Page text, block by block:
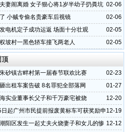
02-06
妻闹离婚 女子狠心将1岁半幼子扔粪坑
02-06
小贼专偷名贵豪车后视镜
02-05
电机定子成功运返 场面十分壮观
02-05
坡村一黑色轿车撞飞两老人
顶
02-23
砂镇古畔村第一届春节联欢比赛
01-27
出租车案告破 8名罪犯全部落网
12-20
实业董事长父子和千万豪宅被烧
12-19
起广州市民提前报废黄标车可获奖励申
12-12
阳区发生一起丈夫火烧妻子和女儿的惨